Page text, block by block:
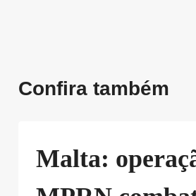
Confira também
Malta: